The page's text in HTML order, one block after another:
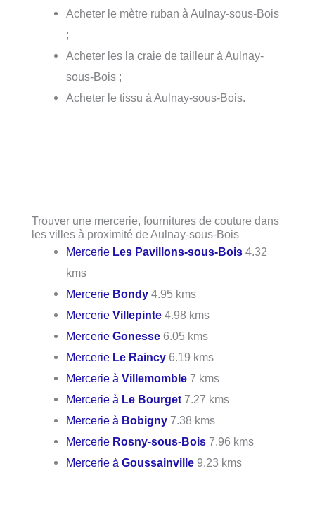
Acheter le mètre ruban à Aulnay-sous-Bois
;
Acheter les la craie de tailleur à Aulnay-
sous-Bois ;
Acheter le tissu à Aulnay-sous-Bois.
Trouver une mercerie, fournitures de couture dans
les villes à proximité de Aulnay-sous-Bois
Mercerie Les Pavillons-sous-Bois 4.32
kms
Mercerie Bondy 4.95 kms
MercerieVillepinte 4.98 kms
MercerieGonesse 6.05 kms
Mercerie Le Raincy 6.19 kms
Mercerie àVillemomble 7 kms
Mercerie à Le Bourget 7.27 kms
Mercerie à Bobigny 7.38 kms
Mercerie Rosny-sous-Bois 7.96 kms
Mercerie àGoussainville 9.23 kms